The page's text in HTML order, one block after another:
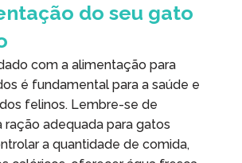
do seu gato
com a alimentação para
é fundamental para a saúde e
felinos. Lembre-se de
ração adequada para gatos
a quantidade de comida,